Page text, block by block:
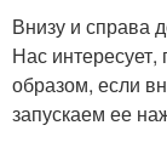
Внизу и справа
Нас
образом, если
запускаем ее